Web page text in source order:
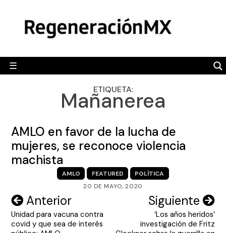
content
☰
POLÍTICA
CAMALEÓN
OPINIÓN
ENGLISH SECTION
ETIQUETA:
Mañanerea
AMLO en favor de la lucha de
mujeres, se reconoce violencia
machista
AMLO FEATURED
POLÍTICA
20 DE MAYO, 2020
Navegación
de
Anterior
Unidad para vacuna contra
covid y que sea de interés
Siguiente
‘Los años heridos’
investigación de Fritz